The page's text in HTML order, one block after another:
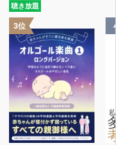
聴き放題
3位